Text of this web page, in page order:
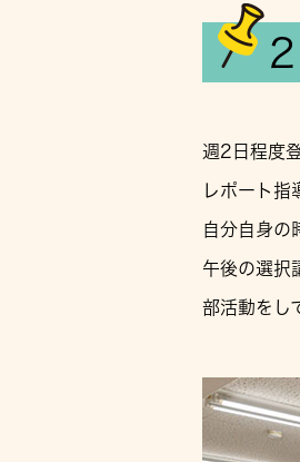
週2日程度
レポート
自分自身の
午後の選択
部活動をし